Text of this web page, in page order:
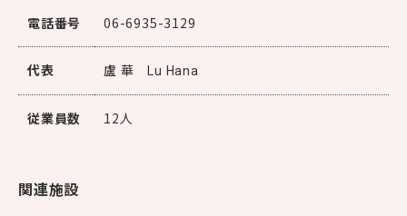
電話番号 06-6935-3129
代表 盧 華Lu Hana
従業員数 12人
関連施設